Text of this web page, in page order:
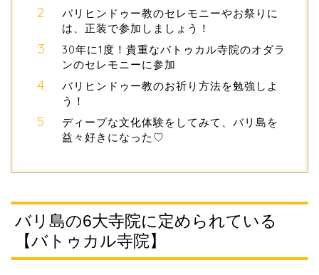
バリヒンドゥー教のセレモニーやお祭りに
は、正装で参加しましょう！
30年に1度！貴重なバトゥカル寺院のオダラ
ンのセレモニーに参加
バリヒンドゥー教のお祈り方法を勉強しよ
う！
ディープな文化体験をしてみて、バリ島を
益々好きになった♡
バリ島の6大寺院に定められている
【バトゥカル寺院】